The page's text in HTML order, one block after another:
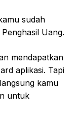
sudah
Uang.
mendapatkan
aplikasi. Tapi
kamu
untuk